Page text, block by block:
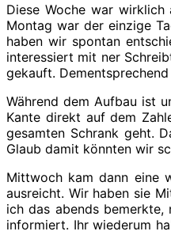
Diese Woche war
Montag war der einzige
haben wir spontan
interessiert mit ner
gekauft.
Während dem Aufbau ist
Kante direkt auf dem
gesamten Schrank geht.
Glaub damit könnten wir
Mittwoch kam dann eine
ausreicht. Wir haben sie
ich das abends
informiert. Ihr wiederum